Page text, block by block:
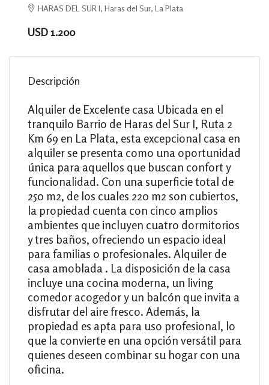
HARAS DEL SUR I, Haras del Sur, La Plata
USD 1.200
Descripción
Alquiler de Excelente casa Ubicada en el
tranquilo Barrio de Haras del Sur I, Ruta 2
Km 69 en La Plata, esta excepcional casa en
alquiler se presenta como una oportunidad
única para aquellos que buscan confort y
funcionalidad. Con una superficie total de
250 m2, de los cuales 220 m2 son cubiertos,
la propiedad cuenta con cinco amplios
ambientes que incluyen cuatro dormitorios
y tres baños, ofreciendo un espacio ideal
para familias o profesionales. Alquiler de
casa amoblada . La disposición de la casa
incluye una cocina moderna, un living
comedor acogedor y un balcón que invita a
disfrutar del aire fresco. Además, la
propiedad es apta para uso profesional, lo
que la convierte en una opción versátil para
quienes deseen combinar su hogar con una
oficina.